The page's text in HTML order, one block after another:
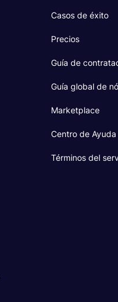
Casos de éxito
Precios
Guía de
Guía global de
Marketplace
Centro de Ayuda
Términos del